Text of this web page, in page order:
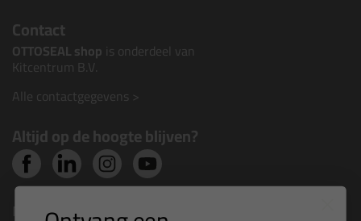
Contact
OTTOSEAL shop is onderdeel van
Kitcentrum B.V.
Alle contactgegevens >
Altijd op de hoogte blijven?
Nieuws, tips en exclusieve deals rechtstreeks in je